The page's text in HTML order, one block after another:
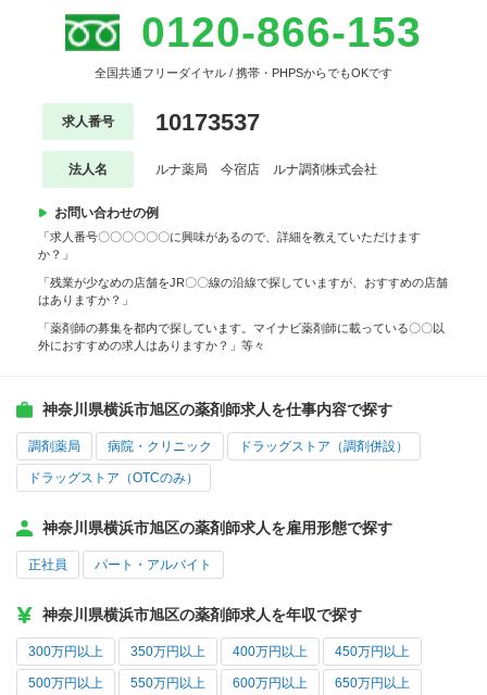
0120-866-153
全国共通フリーダイヤル / 携帯・PHPSからでもOKです
求人番号 10173537
法人名 ルナ薬局 今宿店 ルナ調剤株式会社
お問い合わせの例
「求人番号〇〇〇〇〇〇に興味があるので、詳細を教えていただけます
か？」
「残業が少なめの店舗をJR〇〇線の沿線で探していますが、おすすめの店舗
はありますか？」
「薬剤師の募集を都内で探しています。マイナビ薬剤師に載っている〇〇以
外におすすめの求人はありますか？」等々
神奈川県横浜市旭区の薬剤師求人を仕事内容で探す
調剤薬局 病院・クリニック ドラッグストア（調剤併設）
ドラッグストア（OTCのみ）
神奈川県横浜市旭区の薬剤師求人を雇用形態で探す
正社員 パート・アルバイト
神奈川県横浜市旭区の薬剤師求人を年収で探す
300万円以上 350万円以上 400万円以上 450万円以上
500万円以上 550万円以上 600万円以上 650万円以上